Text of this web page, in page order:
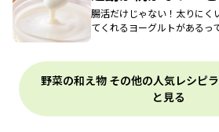
腸活だけじゃない！太りにく
てくれるヨーグルトがあるっ
野菜の和え物 その他の人気レシピ
と見る